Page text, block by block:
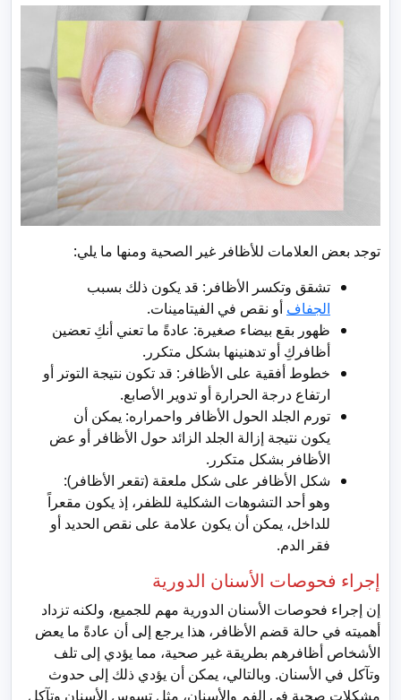
توجد بعض العلامات للأظافر غير الصحية ومنها ما يلي:
تشقق وتكسر الأظافر: قد يكون ذلك بسبب
الجفاف أو نقص في الفيتامينات.
ظهور بقع بيضاء صغيرة: عادةً ما تعني أنكِ تعضين
أظافركِ أو تدهنينها بشكل متكرر.
خطوط أفقية على الأظافر: قد تكون نتيجة التوتر أو
ارتفاع درجة الحرارة أو تدوير الأصابع.
تورم الجلد الحول الأظافر واحمراره: يمكن أن
يكون نتيجة إزالة الجلد الزائد حول الأظافر أو عض
الأظافر بشكل متكرر.
شكل الأظافر على شكل ملعقة (تقعر الأظافر):
وهو أحد التشوهات الشكلية للظفر، إذ يكون مقعراً
للداخل، يمكن أن يكون علامة على نقص الحديد أو
فقر الدم.
إجراء فحوصات الأسنان الدورية
إن إجراء فحوصات الأسنان الدورية مهم للجميع، ولكنه تزداد
أهميته في حالة قضم الأظافر، هذا يرجع إلى أن عادةً ما يعض
الأشخاص أظافرهم بطريقة غير صحية، مما يؤدي إلى تلف
وتآكل في الأسنان. وبالتالي، يمكن أن يؤدي ذلك إلى حدوث
مشكلات صحية في الفم والأسنان، مثل تسوس الأسنان وتآكل